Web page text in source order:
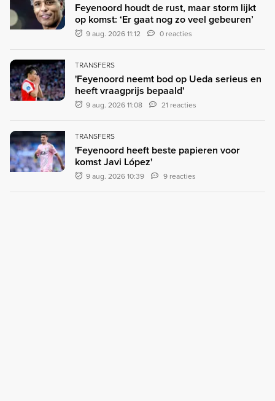
Feyenoord houdt de rust, maar storm lijkt
op komst: ‘Er gaat nog zo veel gebeuren’
9 aug. 2026 11:12 0 reacties
TRANSFERS
'Feyenoord neemt bod op Ueda serieus en
heeft vraagprijs bepaald'
9 aug. 2026 11:08 21 reacties
TRANSFERS
'Feyenoord heeft beste papieren voor
komst Javi López'
9 aug. 2026 10:39 9 reacties